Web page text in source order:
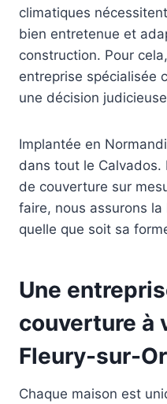
climatiques
bien entretenue et
construction. Pour
entreprise spécialisée
une décision
Implantée en
dans tout le Calvados.
de couverture sur
faire, nous assurons
quelle que soit sa
Une
couverture à
Fleury-sur-
Chaque maison est